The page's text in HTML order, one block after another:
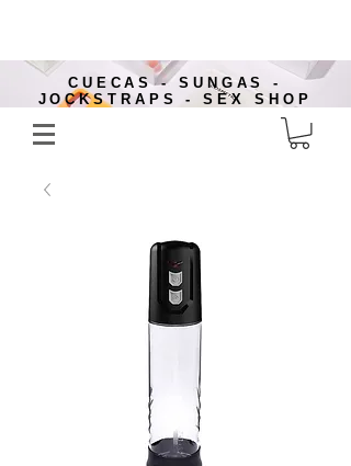
CUECAS - SUNGAS -
JOCKSTRAPS - SEX SHOP